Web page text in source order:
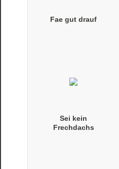
Fae gut drauf
Sei kein
Frechdachs